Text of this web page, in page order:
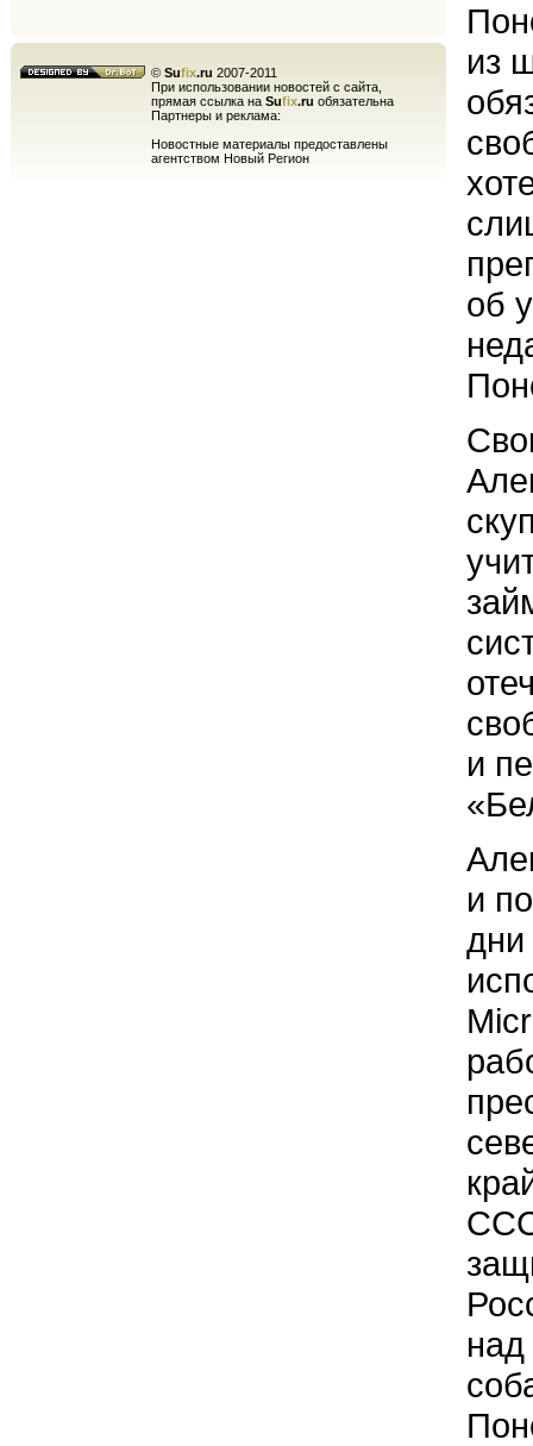
© Sufix.ru 2007-2011
При использовании новостей с сайта,
прямая ссылка на Sufix.ru обязательна
Партнеры и реклама:
Новостные материалы предоставлены
агентством Новый Регион
из
об
и
и
дни